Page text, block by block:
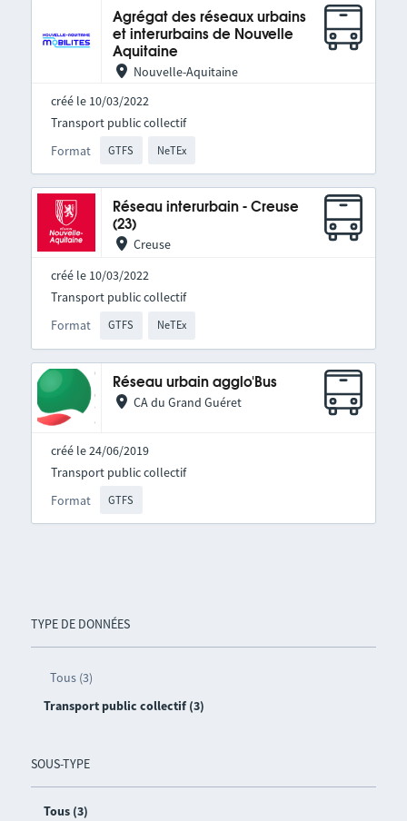
TYPE DE DONNÉES
Tous (3)
Transport public collectif (3)
SOUS-TYPE
Tous (3)
Agrégat des réseaux urbains
et interurbains de Nouvelle
Aquitaine
Nouvelle-Aquitaine
créé le 10/03/2022
Format GTFS NeTEx
Transport public collectif
Réseau interurbain - Creuse
(23)
Creuse
créé le 10/03/2022
Format GTFS NeTEx
Transport public collectif
Réseau urbain agglo'Bus
CA du Grand Guéret
créé le 24/06/2019
Format GTFS
Transport public collectif